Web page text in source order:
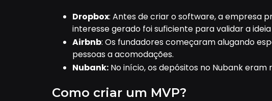
Dropbox: Antes de criar o software, a empresa
interesse gerado foi suficiente para validar a
Airbnb: Os fundadores começaram alugando
pessoas a acomodações.
Nubank: No início, os depósitos no Nubank
Como criar um MVP?